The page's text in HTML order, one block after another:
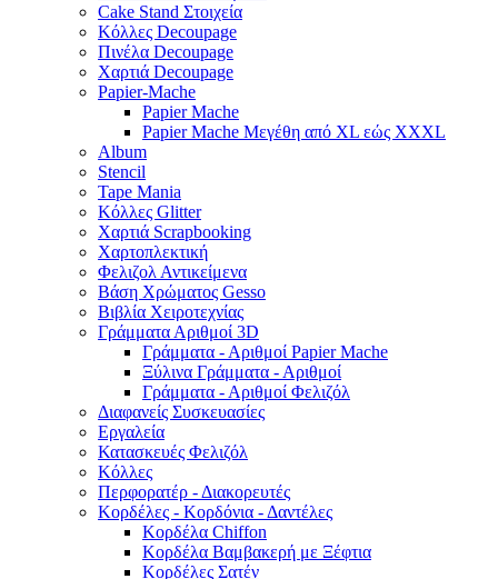
Cake Stand Στοιχεία
Κόλλες Decoupage
Πινέλα Decoupage
Χαρτιά Decoupage
Papier-Mache
Papier Mache
Papier Mache Μεγέθη από XL εώς XXXL
Album
Stencil
Tape Mania
Κόλλες Glitter
Χαρτιά Scrapbooking
Χαρτοπλεκτική
Φελιζολ Αντικείμενα
Βάση Χρώματος Gesso
Βιβλία Χειροτεχνίας
Γράμματα Αριθμοί 3D
Γράμματα - Αριθμοί Papier Mache
Ξύλινα Γράμματα - Αριθμοί
Γράμματα - Αριθμοί Φελιζόλ
Διαφανείς Συσκευασίες
Εργαλεία
Κατασκευές Φελιζόλ
Κόλλες
Περφορατέρ - Διακορευτές
Κορδέλες - Κορδόνια - Δαντέλες
Κορδέλα Chiffon
Κορδέλα Βαμβακερή με Ξέφτια
Κορδέλες Σατέν